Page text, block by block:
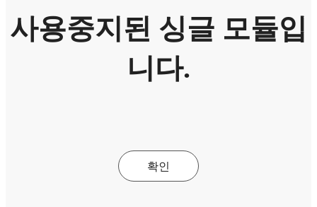
사용중지된 싱글 모듈입
니다.